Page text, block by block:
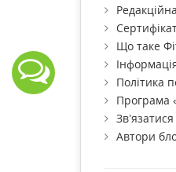
Що таке
Політика
Програма
Автори